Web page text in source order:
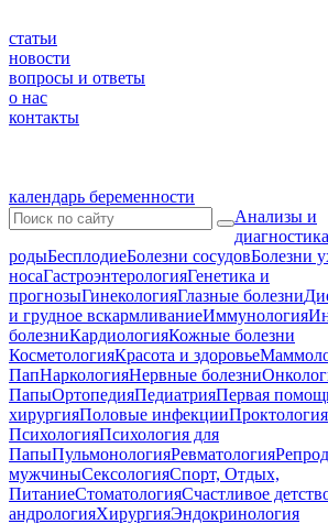
статьи
новости
вопросы и ответы
о нас
контакты
календарь беременности
Анализы и
диагностика
родыБесплодиеБолезни сосудовБолезни
носаГастроэнтерологияГенетика и
прогнозыГинекологияГлазные болезни
и грудное вскармливаниеИммунология
болезниКардиологияКожные болезни
КосметологияКрасота и здоровье
ПапНаркологияНервные болезни
ПапыОртопедияПедиатрияПервая
хирургияПоловые инфекцииПроктология
ПсихологияПсихология для
ПапыПульмонологияРевматология
мужчиныСексологияСпорт, Отдых,
ПитаниеСтоматологияСчастливое
андрологияХирургияЭндокринология